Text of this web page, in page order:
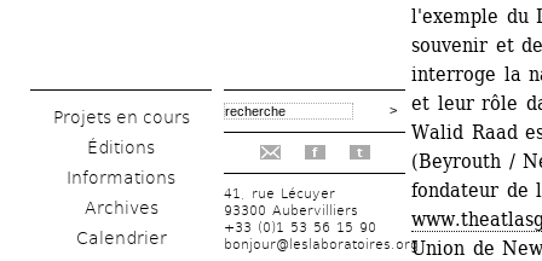
Projets en cours
Éditions
Informations
Archives
Calendrier
f t
41, rue Lécuyer
93300 Aubervilliers
+33 (0)1 53 56 15 90
bonjour@leslaboratoires.org
l'exemple du
souvenir et
interroge la
et leur rôle
Walid Raad
(Beyrouth /
fondateur de
Union de